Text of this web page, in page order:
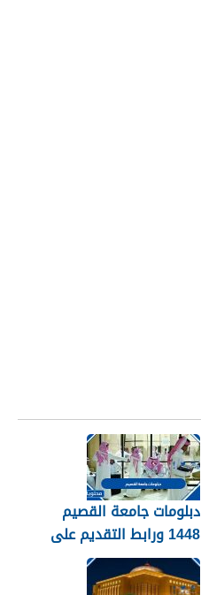
دبلومات جامعة القصيم
1448 ورابط التقديم على
دبلومات جامعة القصيم
qudcss.com